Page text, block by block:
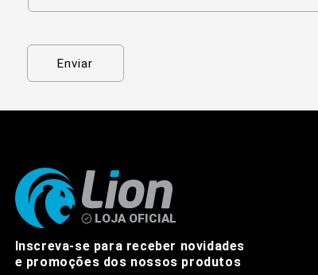
Enviar
Inscreva-se para receber novidades
e promoções dos nossos produtos